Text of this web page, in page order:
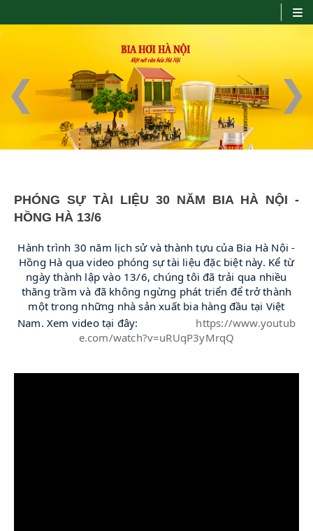
Prev Next
PHÓNG SỰ TÀI LIỆU 30 NĂM BIA HÀ NỘI -
HỒNG HÀ 13/6
Hành trình 30 năm lịch sử và thành tựu của Bia Hà Nội -
Hồng Hà qua video phóng sự tài liệu đặc biệt này. Kể từ
ngày thành lập vào 13/6, chúng tôi đã trải qua nhiều
thăng trầm và đã không ngừng phát triển để trở thành
một trong những nhà sản xuất bia hàng đầu tại Việt
Nam. Xem video tại đây:
👇👇
https://www.youtub
e.com/watch?v=uRUqP3yMrqQ